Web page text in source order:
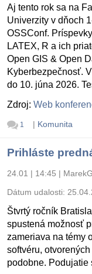
Aj tento rok sa na
Univerzity v dňoch
OSSConf.
LATEX, R a ich
Open GIS & Open
Kyberbezpečnosť.
do 10. júna 2026.
Zdroj: Web
1 | Komunita
Prihláste
24.01 | 14:45 |
Dátum udalosti:
Štvrtý ročník
spustená možnosť
zameriava na témy
softvéru,
podobne. Podujatie